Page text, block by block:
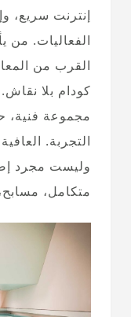
إنترنت سريع،
الفعاليات. من
القرب من
كودام بلا
مجموعة فنية،
التجربة.
وليست مجرد
متكامل،